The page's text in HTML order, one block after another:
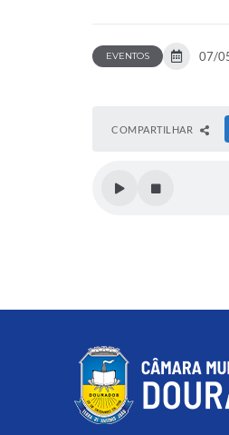
EVENTOS 07/
COMPARTILHAR